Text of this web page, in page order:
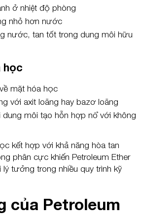
ở nhiệt độ phòng
nhỏ hơn nước
nước, tan tốt trong dung môi hữu
học
mặt hóa học
với axit loãng hay bazơ loãng
môi tạo hỗn hợp nổ với không
kết hợp với khả năng hòa tan
phân cực khiến Petroleum Ether
tưởng trong nhiều quy trình kỹ
của Petroleum